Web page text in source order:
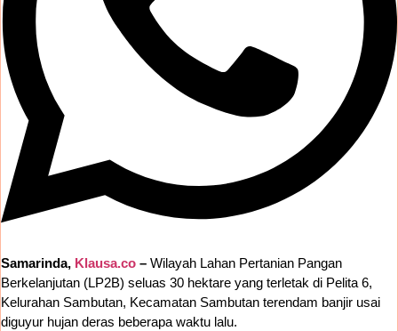
Samarinda, Klausa.co – Wilayah Lahan Pertanian Pangan
Berkelanjutan (LP2B) seluas 30 hektare yang terletak di Pelita 6,
Kelurahan Sambutan, Kecamatan Sambutan terendam banjir usai
diguyur hujan deras beberapa waktu lalu.